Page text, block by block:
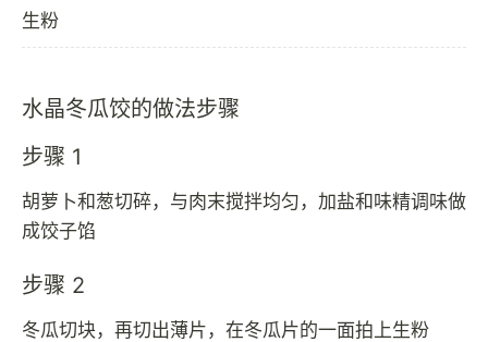
生粉
水晶冬瓜饺的做法步骤
步骤 1
胡萝卜和葱切碎，与肉末搅拌均匀，加盐和味精调味做
成饺子馅
步骤 2
冬瓜切块，再切出薄片，在冬瓜片的一面拍上生粉